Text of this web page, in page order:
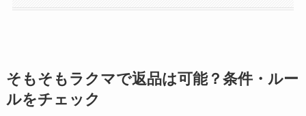
そもそもラクマで返品は可能？条件・ルー
ルをチェック